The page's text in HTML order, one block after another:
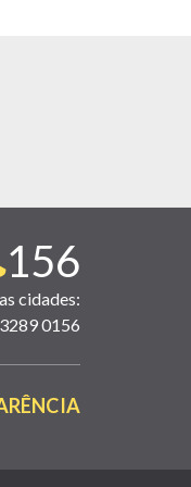
156
cidades:
0156
(LINK
EM